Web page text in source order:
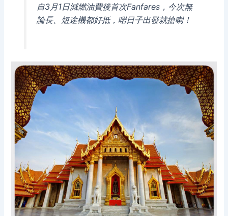
自3月1日減燃油費後首次Fanfares，今次無
論長、短途機都好抵，啱日子出發就搶喇！